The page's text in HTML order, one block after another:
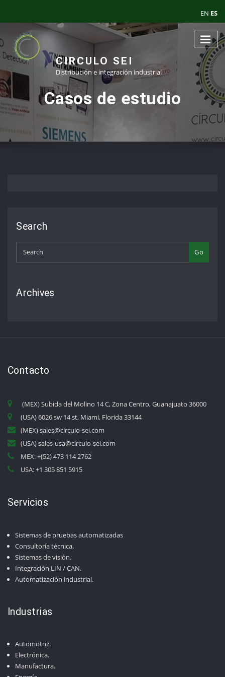
CIRCULO SEI
Distribución e integración industrial
Casos de estudio
Search
Go
Archives
Contacto
(MEX) Subida del Molino 14 C, Zona Centro, Guanajuato 36000
(USA) 6026 sw 14 st, Miami, Florida 33144
(MEX) sales@circulo-sei.com
(USA) sales-usa@circulo-sei.com
MEX: +(52) 473 114 2762
USA: +1 305 851 5915
Servicios
Sistemas de pruebas automatizadas
Consultoría técnica.
Sistemas de visión.
Integración LIN / CAN.
Automatización industrial.
Industrias
Automotriz.
Electrónica.
Manufactura.
EN ES